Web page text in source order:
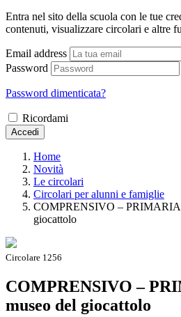
Entra nel sito della scuola con le tue
contenuti, visualizzare circolari e altre
Email address
Password
Password dimenticata?
Ricordami
Accedi
Home
Novità
Le circolari
Circolari per alunni e famiglie
COMPRENSIVO – PRIMARIA
giocattolo
Circolare 1256
COMPRENSIVO –
museo del giocattolo